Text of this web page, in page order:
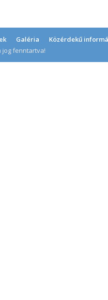
Galéria
Közérdekű
jog fenntartva!